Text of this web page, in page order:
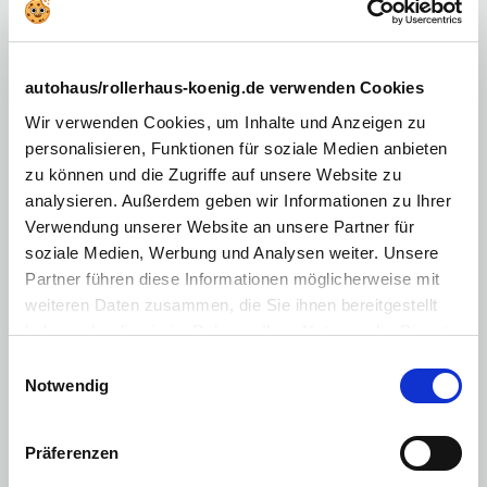
autohaus/rollerhaus-koenig.de verwenden Cookies
Wir verwenden Cookies, um Inhalte und Anzeigen zu
personalisieren, Funktionen für soziale Medien anbieten
zu können und die Zugriffe auf unsere Website zu
analysieren. Außerdem geben wir Informationen zu Ihrer
Verwendung unserer Website an unsere Partner für
soziale Medien, Werbung und Analysen weiter. Unsere
Partner führen diese Informationen möglicherweise mit
weiteren Daten zusammen, die Sie ihnen bereitgestellt
haben oder die sie im Rahmen Ihrer Nutzung der Dienste
Cookies, wenn Sie unsere Webseite weiterhin nutzen.
Notwendig
Präferenzen
Lenksäule einstellbar
Einparkhilfe (PDC) Sensoren hinten
Zentralverriegelung mit Fernbedienung
Android Auto
Apple CarPlay
Start-Stop-Automatik
Bluetooth Freisprecheinrichtung